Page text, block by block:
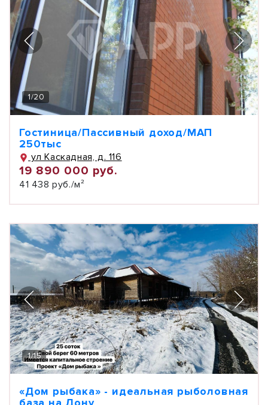
1/20
Гостиница/Пассивный доход/МАП
250тыс
ул Каскадная, д. 116
19 890 000 руб.
41 438 руб./м²
1/15
«Дом рыбака» - идеальная рыболовная